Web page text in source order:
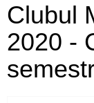
Clubul
2020 -